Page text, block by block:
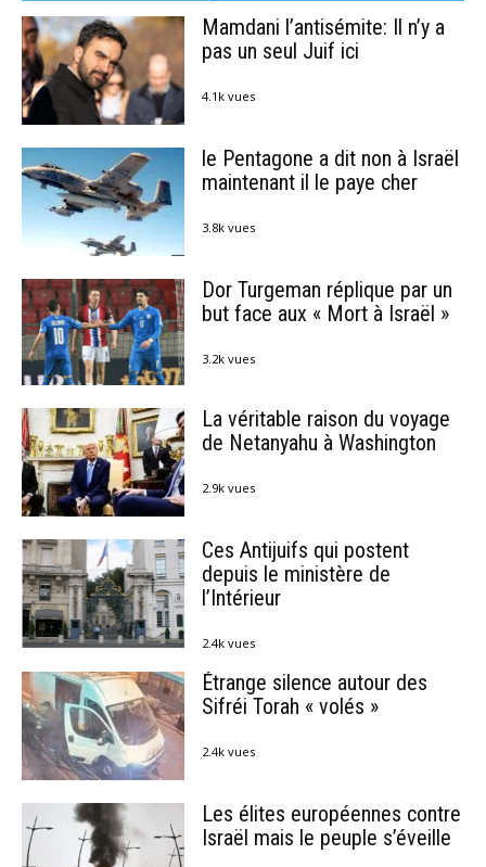
Mamdani l’antisémite: Il n’y a
pas un seul Juif ici
4.1k vues
le Pentagone a dit non à Israël
maintenant il le paye cher
3.8k vues
Dor Turgeman réplique par un
but face aux « Mort à Israël »
3.2k vues
La véritable raison du voyage
de Netanyahu à Washington
2.9k vues
Ces Antijuifs qui postent
depuis le ministère de
l’Intérieur
2.4k vues
Étrange silence autour des
Sifréi Torah « volés »
2.4k vues
Les élites européennes contre
Israël mais le peuple s’éveille